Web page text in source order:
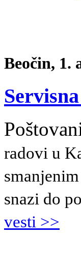
Beočin, 1.
radovi u
snazi do
vesti >>